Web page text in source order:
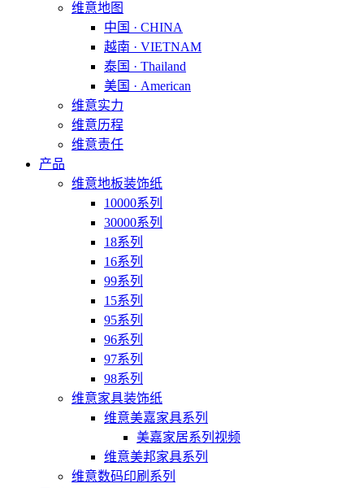
维意地图
中国 · CHINA
越南 · VIETNAM
泰国 · Thailand
美国 · American
维意实力
维意历程
维意责任
产品
维意地板装饰纸
10000系列
30000系列
18系列
16系列
99系列
15系列
95系列
96系列
97系列
98系列
维意家具装饰纸
维意美嘉家具系列
美嘉家居系列视频
维意美邦家具系列
维意数码印刷系列